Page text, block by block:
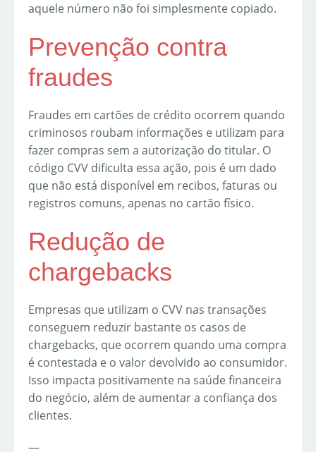
aquele número não foi simplesmente copiado.
Prevenção contra
fraudes
Fraudes em cartões de crédito ocorrem quando
criminosos roubam informações e utilizam para
fazer compras sem a autorização do titular. O
código CVV dificulta essa ação, pois é um dado
que não está disponível em recibos, faturas ou
registros comuns, apenas no cartão físico.
Redução de
chargebacks
Empresas que utilizam o CVV nas transações
conseguem reduzir bastante os casos de
chargebacks, que ocorrem quando uma compra
é contestada e o valor devolvido ao consumidor.
Isso impacta positivamente na saúde financeira
do negócio, além de aumentar a confiança dos
clientes.
—